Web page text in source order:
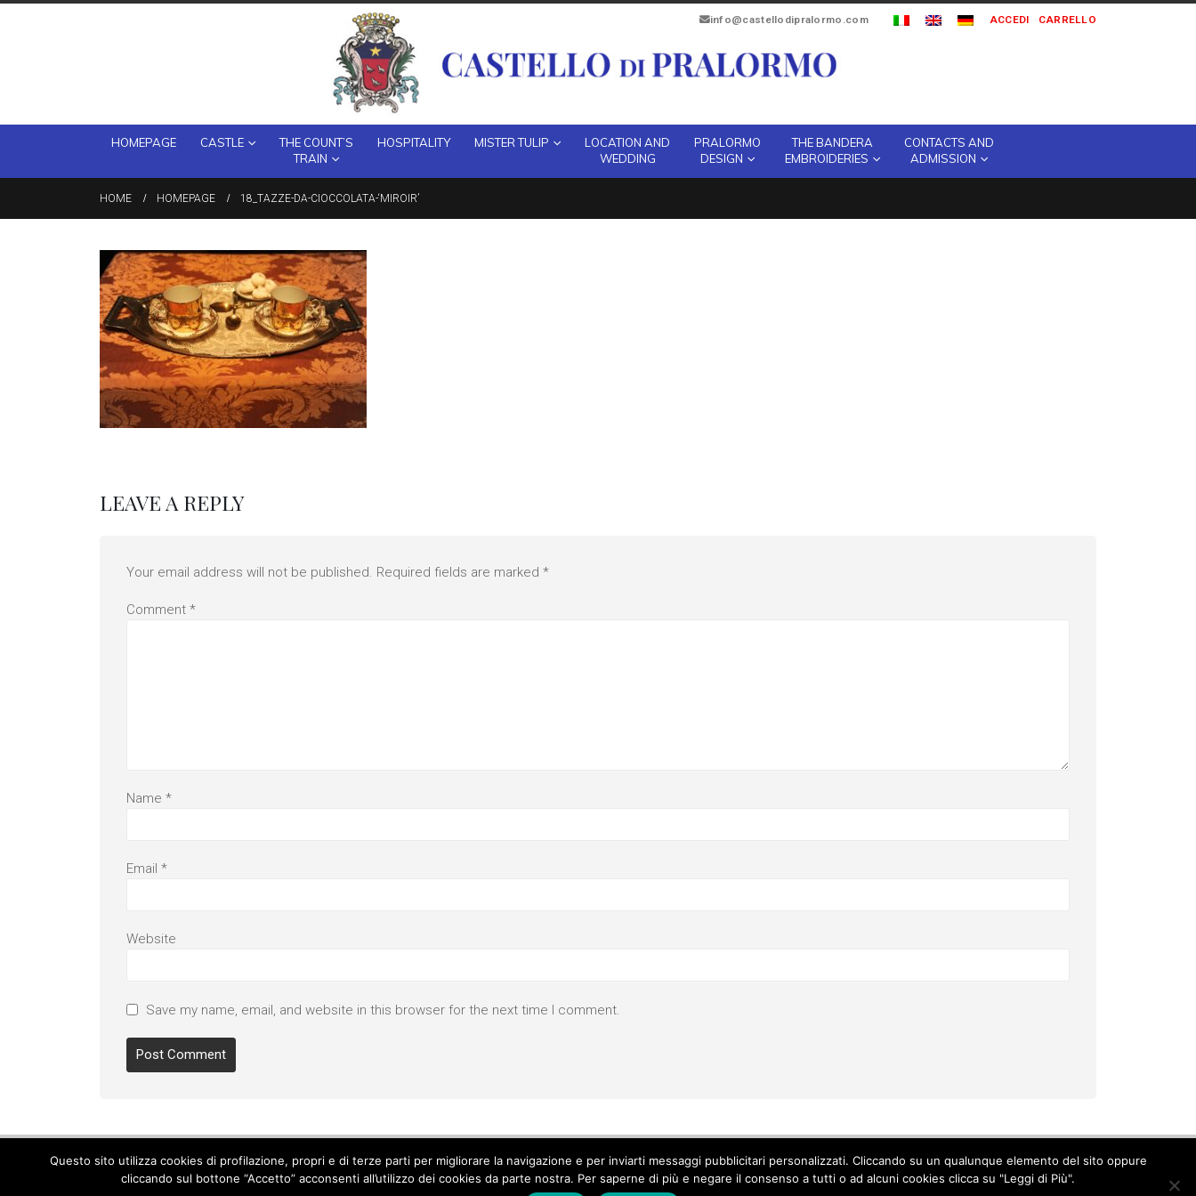
info@castellodipralormo.com ACCEDI CARRELLO
HOMEPAGE CASTLE
THE COUNT’S
TRAIN
HOSPITALITY MISTER TULIP
LOCATION AND
WEDDING
PRALORMO
DESIGN
THE BANDERA
EMBROIDERIES
CONTACTS AND
ADMISSION
HOME HOMEPAGE 18_TAZZE-DA-CIOCCOLATA-‘MIROIR’
LEAVE A REPLY
Your email address will not be published. Required fields are marked *
Comment *
Name *
Email *
Website
Save my name, email, and website in this browser for the next time I comment.
Cookie Policy-Privacy Policy
Questo sito utilizza cookies di profilazione, propri e di terze parti per migliorare la navigazione e per inviarti messaggi pubblicitari personalizzati. Cliccando su un qualunque elemento del sito oppure
cliccando sul bottone “Accetto” acconsenti all’utilizzo dei cookies da parte nostra. Per saperne di più e negare il consenso a tutti o ad alcuni cookies clicca su "Leggi di Più".